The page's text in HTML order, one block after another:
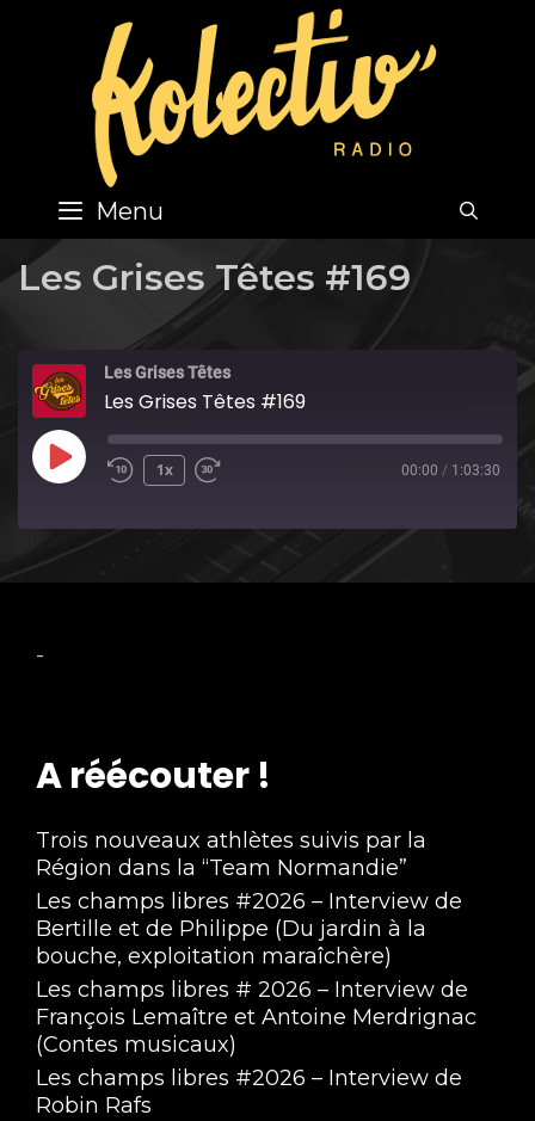
content
Menu
Les Grises Têtes #169
Les Grises Têtes
Les Grises Têtes #169
Play
1x 00:00 / 1:03:30
-
A réécouter !
Trois nouveaux athlètes suivis par la
Région dans la “Team Normandie”
Les champs libres #2026 – Interview de
Bertille et de Philippe (Du jardin à la
bouche, exploitation maraîchère)
Les champs libres # 2026 – Interview de
François Lemaître et Antoine Merdrignac
(Contes musicaux)
Les champs libres #2026 – Interview de
Robin Rafs